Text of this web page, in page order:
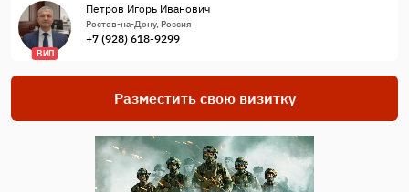
ВИП
Петров Игорь Иванович
Ростов-на-Дону, Россия
+7 (928) 618-9299
Разместить свою визитку